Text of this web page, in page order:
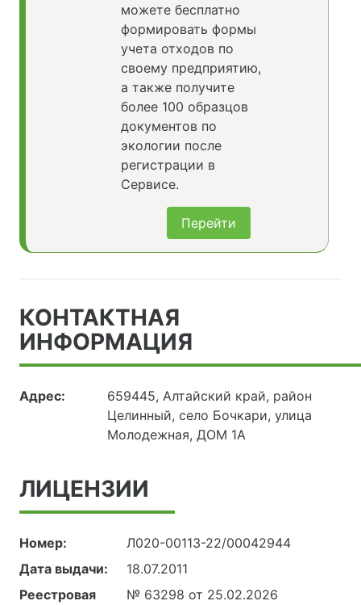
можете бесплатно
формировать формы
учета отходов по
своему предприятию,
а также получите
более 100 образцов
документов по
экологии после
регистрации в
Сервисе.
Перейти
КОНТАКТНАЯ
ИНФОРМАЦИЯ
Адрес:
659445, Алтайский край, район
Целинный, село Бочкари, улица
Молодежная, ДОМ 1А
ЛИЦЕНЗИИ
Номер:
Л020-00113-22/00042944
Дата выдачи:
18.07.2011
Реестровая
№ 63298 от 25.02.2026